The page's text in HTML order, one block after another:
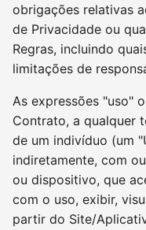
obrigações relativas
de Privacidade ou
Regras, incluindo
limitações de
As expressões "uso"
Contrato, a qualquer
de um indivíduo (um
indiretamente, com
ou dispositivo, que
com o uso, exibir,
partir do Site/